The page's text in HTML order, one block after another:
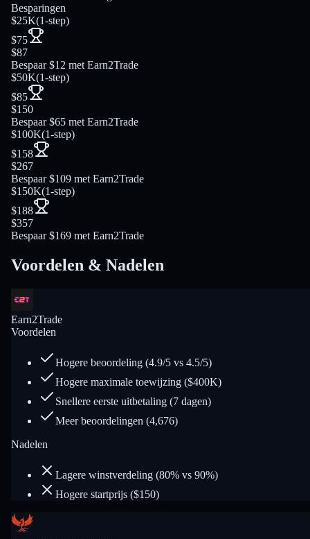
Besparingen
$25K(1-step)
$75
$87
Bespaar $12 met Earn2Trade
$50K(1-step)
$85
$150
Bespaar $65 met Earn2Trade
$100K(1-step)
$158
$267
Bespaar $109 met Earn2Trade
$150K(1-step)
$188
$357
Bespaar $169 met Earn2Trade
Voordelen & Nadelen
Earn2Trade
Voordelen
Hogere beoordeling (4.9/5 vs 4.5/5)
Hogere maximale toewijzing ($400K)
Snellere eerste uitbetaling (7 dagen)
Meer beoordelingen (4,676)
Nadelen
Lagere winstverdeling (80% vs 90%)
Hogere startprijs ($150)